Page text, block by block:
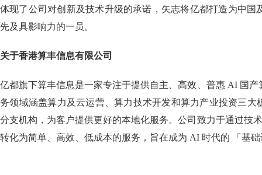
体现了公司对创新及技术升级的承诺，矢志将亿都打造为中国
先及具影响力的一员。
关于香港算丰信息有限公司
亿都旗下算丰信息是一家专注于提供自主、高效、普惠 AI 国
务领域涵盖算力及云运营、算力技术开发和算力产业投资三大
分支机构，为客户提供更好的本地化服务。公司致力于通过技
转化为简单、高效、低成本的服务，旨在成为 AI 时代的 「基